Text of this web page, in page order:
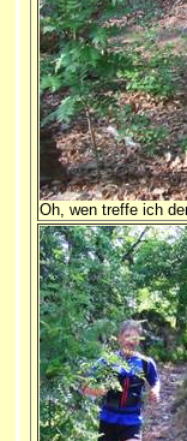
Oh, wen treffe ich